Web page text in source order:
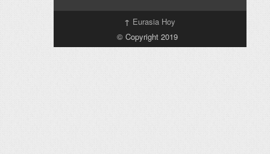
↑ Eurasia Hoy
© Copyright 2019